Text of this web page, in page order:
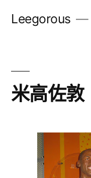
Leegorous
米高佐敦